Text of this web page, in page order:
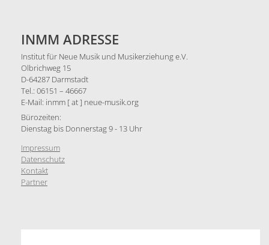
INMM ADRESSE
Institut für Neue Musik und Musikerziehung e.V.
Olbrichweg 15
D-64287 Darmstadt
Tel.: 06151 – 46667
E-Mail: inmm [ at ] neue-musik.org
Bürozeiten:
Dienstag bis Donnerstag 9 - 13 Uhr
Impressum
Datenschutz
Kontakt
Partner